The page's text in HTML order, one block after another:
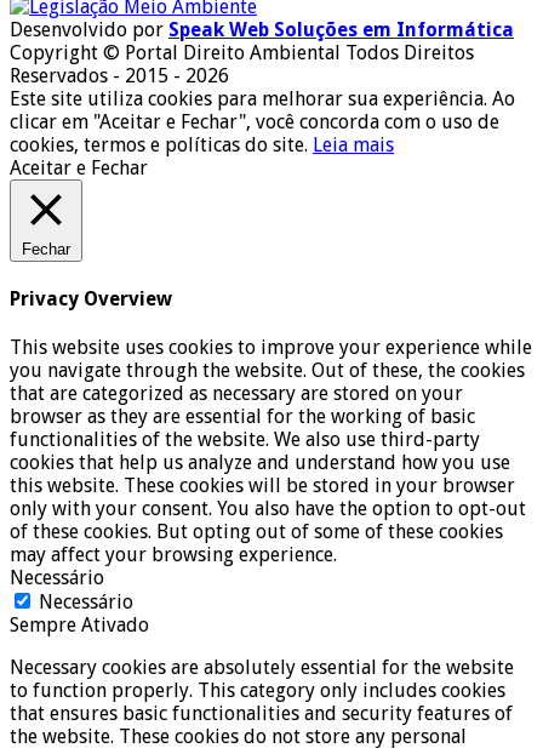
Desenvolvido por Speak Web Soluções em Informática
Copyright © Portal Direito Ambiental Todos Direitos
Reservados - 2015 - 2026
Este site utiliza cookies para melhorar sua experiência. Ao
clicar em "Aceitar e Fechar", você concorda com o uso de
cookies, termos e políticas do site. Leia mais
Aceitar e Fechar
Fechar
Privacy Overview
This website uses cookies to improve your experience while
you navigate through the website. Out of these, the cookies
that are categorized as necessary are stored on your
browser as they are essential for the working of basic
functionalities of the website. We also use third-party
cookies that help us analyze and understand how you use
this website. These cookies will be stored in your browser
only with your consent. You also have the option to opt-out
of these cookies. But opting out of some of these cookies
may affect your browsing experience.
Necessário
Necessário
Sempre Ativado
Necessary cookies are absolutely essential for the website
to function properly. This category only includes cookies
that ensures basic functionalities and security features of
the website. These cookies do not store any personal